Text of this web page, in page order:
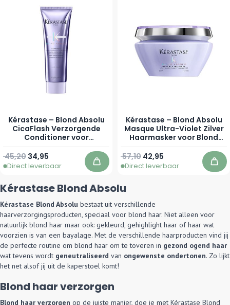
Kérastase – Blond Absolu
CicaFlash Verzorgende
Conditioner voor
Speciale prijs
34,95
Normale prijs
45,20
Direct leverbaar In winkelwagen
Kérastase – Blond Absolu
Masque Ultra-Violet Zilver
Haarmasker voor Blond
Vanaf
42,95
Normale prijs
57,10
Direct leverbaar In
Kérastase Blond Absolu
Kérastase Blond Absolu bestaat uit verschillende
haarverzorgingsproducten, speciaal voor blond haar. Niet alleen voor
natuurlijk blond haar maar ook: gekleurd, gehighlight haar of haar wat
voorzien is van een bayalage. Met de verschillende haarproducten vind jij
de perfecte routine om blond haar om te toveren in gezond ogend haar
wat tevens wordt geneutraliseerd van ongewenste ondertonen. Zo lijkt
het net alsof jij uit de kaperstoel komt!
Blond haar verzorgen
Blond haar verzorgen op de juiste manier, doe je met Kérastase Blond